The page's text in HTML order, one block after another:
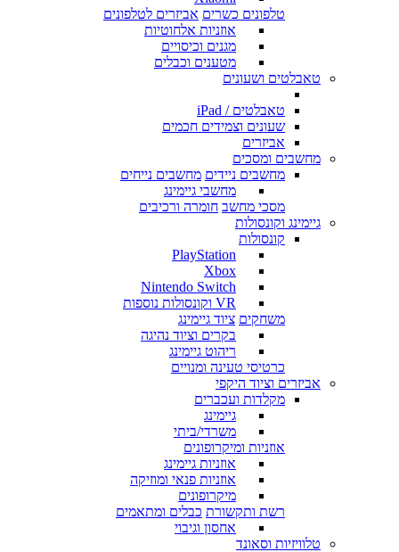
טלפונים כשרים אביזרים לטלפונים
אוזניות אלחוטיות
מגנים וכיסויים
מטענים וכבלים
טאבלטים ושעונים
טאבלטים / iPad
שעונים וצמידים חכמים
אביזרים
מחשבים ומסכים
מחשבים ניידים מחשבים נייחים
מחשבי גיימינג
מסכי מחשב חומרה ורכיבים
גיימינג וקונסולות
קונסולות
PlayStation
Xbox
Nintendo Switch
VR וקונסולות נוספות
משחקים ציוד גיימינג
בקרים וציוד נהיגה
ריהוט גיימינג
כרטיסי טעינה ומנויים
אביזרים וציוד היקפי
מקלדות ועכברים
גיימינג
משרדי/ביתי
אוזניות ומיקרופונים
אוזניות גיימינג
אוזניות פנאי ומוזיקה
מיקרופונים
רשת ותקשורת כבלים ומתאמים
אחסון וגיבוי
טלוויזיות וסאונד